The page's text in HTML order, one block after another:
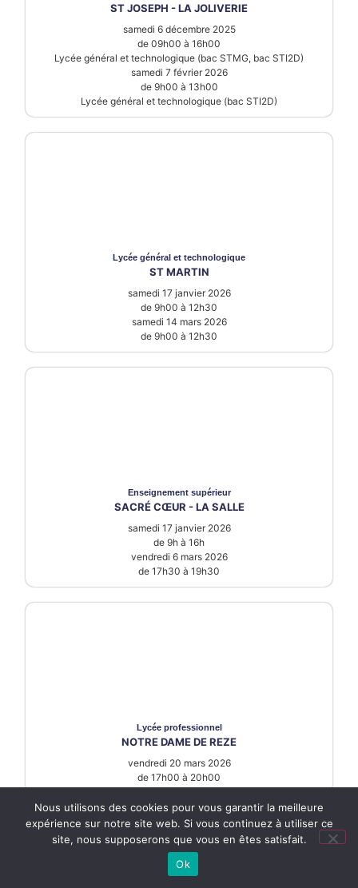
ST JOSEPH - LA JOLIVERIE
samedi 6 décembre 2025
de 09h00 à 16h00
Lycée général et technologique (bac STMG, bac STI2D)
samedi 7 février 2026
de 9h00 à 13h00
Lycée général et technologique (bac STI2D)
Lycée général et technologique
ST MARTIN
samedi 17 janvier 2026
de 9h00 à 12h30
samedi 14 mars 2026
de 9h00 à 12h30
Enseignement supérieur
SACRÉ CŒUR - LA SALLE
samedi 17 janvier 2026
de 9h à 16h
vendredi 6 mars 2026
de 17h30 à 19h30
Lycée professionnel
NOTRE DAME DE REZE
vendredi 20 mars 2026
de 17h00 à 20h00
Nous utilisons des cookies pour vous garantir la meilleure
expérience sur notre site web. Si vous continuez à utiliser ce
site, nous supposerons que vous en êtes satisfait.
Ok